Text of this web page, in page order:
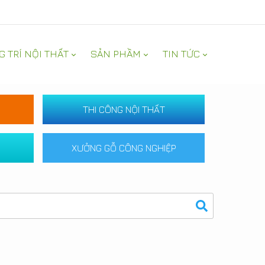
TRÍ NỘI THẤT SẢN PHẦM TIN TỨC
THI CÔNG NỘI THẤT
XƯỞNG GỖ CÔNG NGHIỆP